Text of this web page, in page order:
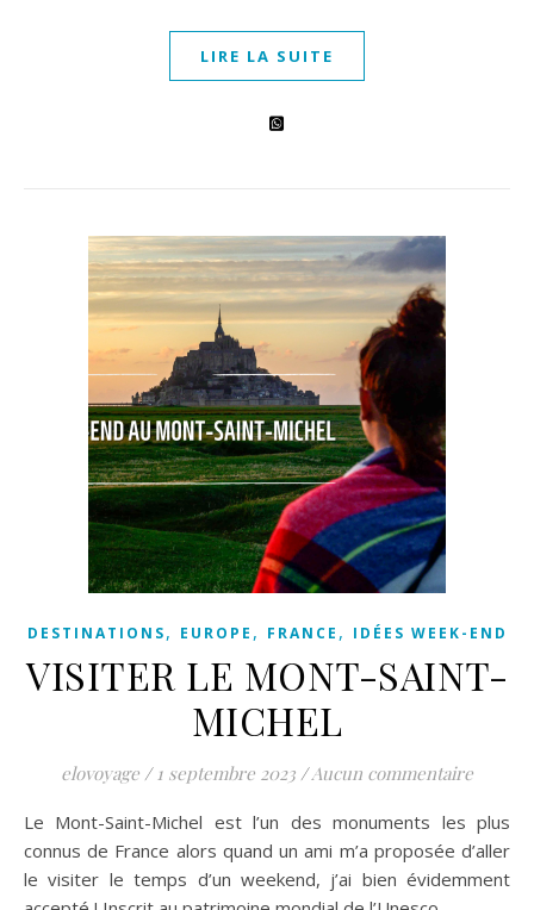
LIRE LA SUITE
DESTINATIONS, EUROPE , FRANCE , IDÉES WEEK-END
VISITER LE MONT-SAINT-
MICHEL
elovoyage / 1 septembre 2023 /Aucun commentaire
Le Mont-Saint-Michel est l’un des monuments les plus
connus de France alors quand un ami m’a proposée d’aller
le visiter le temps d’un weekend, j’ai bien évidemment